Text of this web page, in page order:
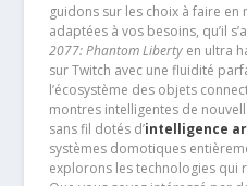
guidons sur les choix à faire
adaptées à vos besoins, qu’il
2077: Phantom Libertyen ultra
sur Twitch avec une fluidité
l’écosystème des objets
montres intelligentes de
sans fil dotés d’intelligence
systèmes domotiques
explorons les technologies